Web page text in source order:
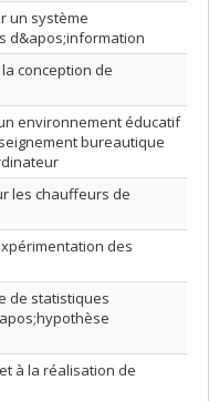
un système
d&apos;information
conception de
environnement éducatif
bureautique
les chauffeurs de
des
de statistiques
à la réalisation de